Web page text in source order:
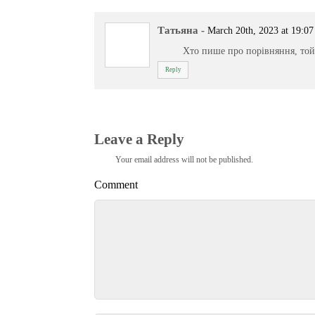
Татьяна - March 20th, 2023 at 19:07
Хто пише про порівняння, той
Reply
Leave a Reply
Your email address will not be published.
Comment